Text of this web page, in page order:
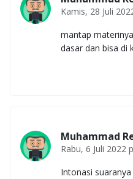
Kamis, 28 Juli
mantap
dasar dan bisa di
Muhammad
Rabu, 6 Juli 2022
Intonasi